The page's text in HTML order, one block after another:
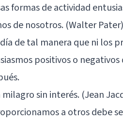
formas de actividad
de nosotros. (Walter Pater)
de tal manera que ni los
positivos o
sin interés. (Jean
a otros debe